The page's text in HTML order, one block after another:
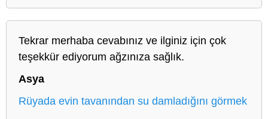
Tekrar merhaba cevabınız ve ilginiz için çok
teşekkür ediyorum ağzınıza sağlık.
Asya
Rüyada evin tavanından su damladığını görmek